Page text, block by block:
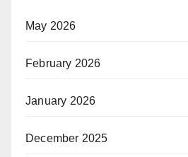
May 2026
February 2026
January 2026
December 2025